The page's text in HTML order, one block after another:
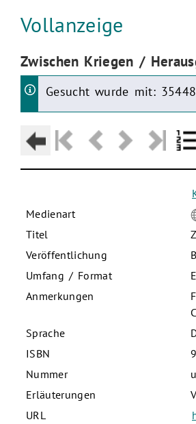
Aktuelle Seite:
Vollanzeige
Aktuelle Seite:
Zwischen Kriegen /
Gesucht wurde mit:
Medienart
Titel
Veröffentlichung
Umfang / Format
Anmerkungen
Sprache
ISBN
Nummer
Erläuterungen
URL